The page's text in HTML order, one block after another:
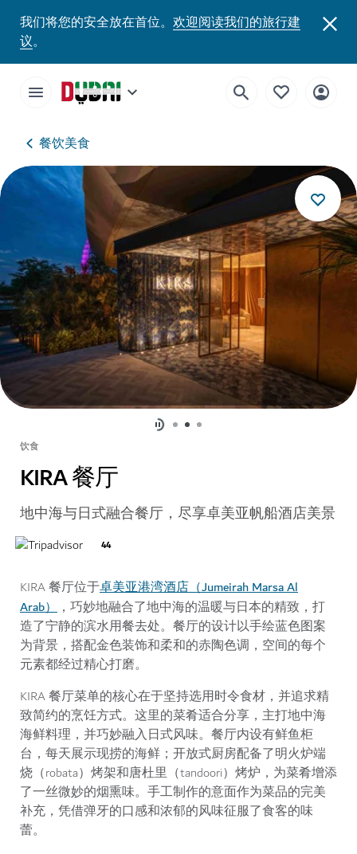
我们将您的安全放在首位。 欢迎阅读我们的旅行建
议。
餐饮美食
饮食
KIRA 餐厅
地中海与日式融合餐厅，尽享卓美亚帆船酒店美景
44
KIRA 餐厅位于卓美亚港湾酒店（Jumeirah Marsa Al
Arab） ，巧妙地融合了地中海的温暖与日本的精致，打
造了宁静的滨水用餐去处。餐厅的设计以手绘蓝色图案
为背景，搭配金色装饰和柔和的赤陶色调，空间的每个
元素都经过精心打磨。
KIRA 餐厅菜单的核心在于坚持选用时令食材，并追求精
致简约的烹饪方式。这里的菜肴适合分享，主打地中海
海鲜料理，并巧妙融入日式风味。餐厅内设有鲜鱼柜
台，每天展示现捞的海鲜；开放式厨房配备了明火炉端
烧（robata）烤架和唐杜里（tandoori）烤炉，为菜肴增添
了一丝微妙的烟熏味。手工制作的意面作为菜品的完美
补充，凭借弹牙的口感和浓郁的风味征服了食客的味
蕾。